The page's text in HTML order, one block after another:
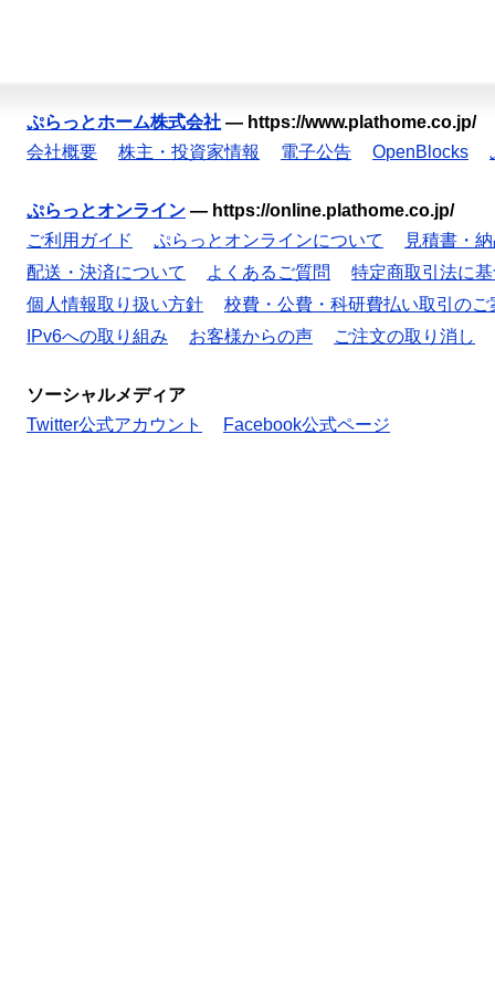
ぷらっとホーム株式会社 — https://www.plathome.co.jp/
会社概要
株主・投資家情報 電子公告 OpenBlocks
ぷらっとオンライン — https://online.plathome.co.jp/
ご利用ガイド
ぷらっとオンラインについて
見積書・
配送・決済について
よくあるご質問
特定商取引法に
個人情報取り扱い方針
校費・公費・科研費払い取引のご
IPv6への取り組み
お客様からの声 ご注文の取り消し
ソーシャルメディア
Twitter公式アカウント
Facebook公式ページ